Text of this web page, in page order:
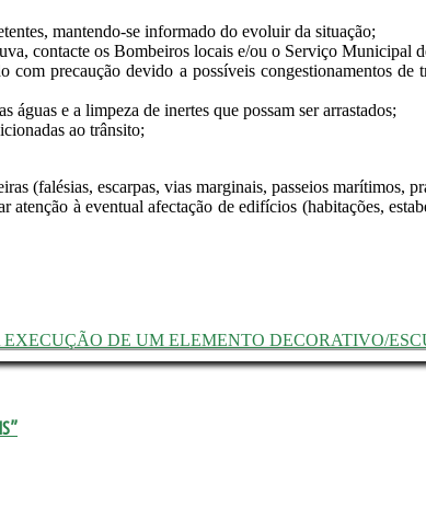
mantendo-se informado do evoluir da situação;
contacte os Bombeiros locais e/ou o Serviço Municipal
precaução devido a possíveis congestionamentos
águas e a limpeza de inertes que possam ser arrastados;
ao trânsito;
(falésias, escarpas, vias marginais, passeios marítimos,
atenção à eventual afectação de edifícios (habitações,
DE UM ELEMENTO DECORATIVO/